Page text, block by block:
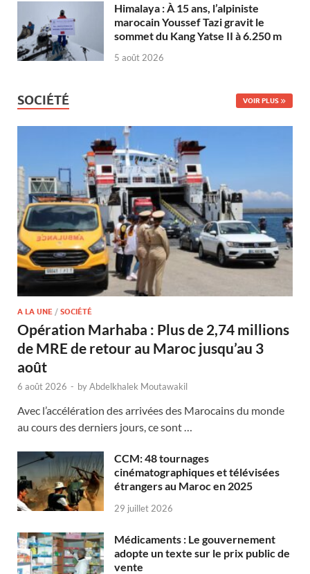
Himalaya : À 15 ans, l’alpiniste
marocain Youssef Tazi gravit le
sommet du Kang Yatse II à 6.250 m
5 août 2026
SOCIÉTÉ VOIR PLUS
A LA UNE / SOCIÉTÉ
Opération Marhaba : Plus de 2,74 millions
de MRE de retour au Maroc jusqu’au 3
août
6 août 2026 - byAbdelkhalek Moutawakil
Avec l’accélération des arrivées des Marocains du monde
au cours des derniers jours, ce sont …
CCM: 48 tournages
cinématographiques et télévisées
étrangers au Maroc en 2025
29 juillet 2026
Médicaments : Le gouvernement
adopte un texte sur le prix public de
vente